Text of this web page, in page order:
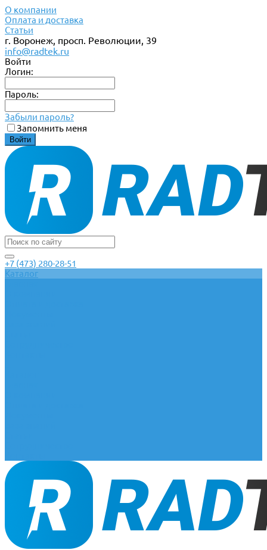
О компании
Оплата и доставка
Статьи
г. Воронеж, просп. Революции, 39
info@radtek.ru
Войти
Логин:
Пароль:
Забыли пароль?
Запомнить меня
+7 (473) 280-28-51
Каталог